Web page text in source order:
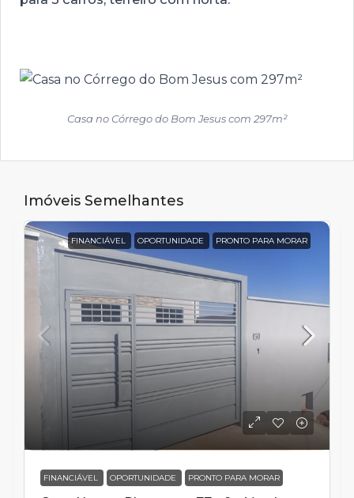
Casa no Córrego do Bom Jesus com 297m²
Imóveis Semelhantes
FINANCIÁVEL OPORTUNIDADE PRONTO PARA MORAR
FINANCIÁVEL OPORTUNIDADE PRONTO PARA MORAR